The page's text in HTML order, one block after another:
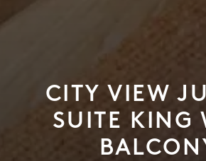
CITY VIEW
SUITE KING